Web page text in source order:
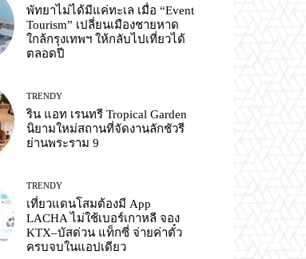
พัทยาไม่ได้มีแค่ทะเล เมื่อ “Event
Tourism” เปลี่ยนเมืองชายหาด
ใกล้กรุงเทพฯ ให้กลับไปเที่ยวได้
ตลอดปี
TRENDY
ริน แอท เรนทรี Tropical Garden
นิยามใหม่สถานที่จัดงานลักชัวรี
ย่านพระราม 9
TRENDY
เที่ยวแดนโสมต้องมี App
LACHA ไม่ใช้เบอร์เกาหลี จอง
KTX–บัสด่วน แท็กซี่ จ่ายค่าตั๋ว
ครบจบในแอปเดียว